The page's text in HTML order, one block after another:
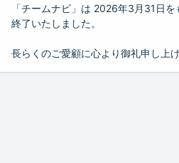
「チームナビ」は 2026年3月31日
終了いたしました。
長らくのご愛顧に心より御礼申し上げ